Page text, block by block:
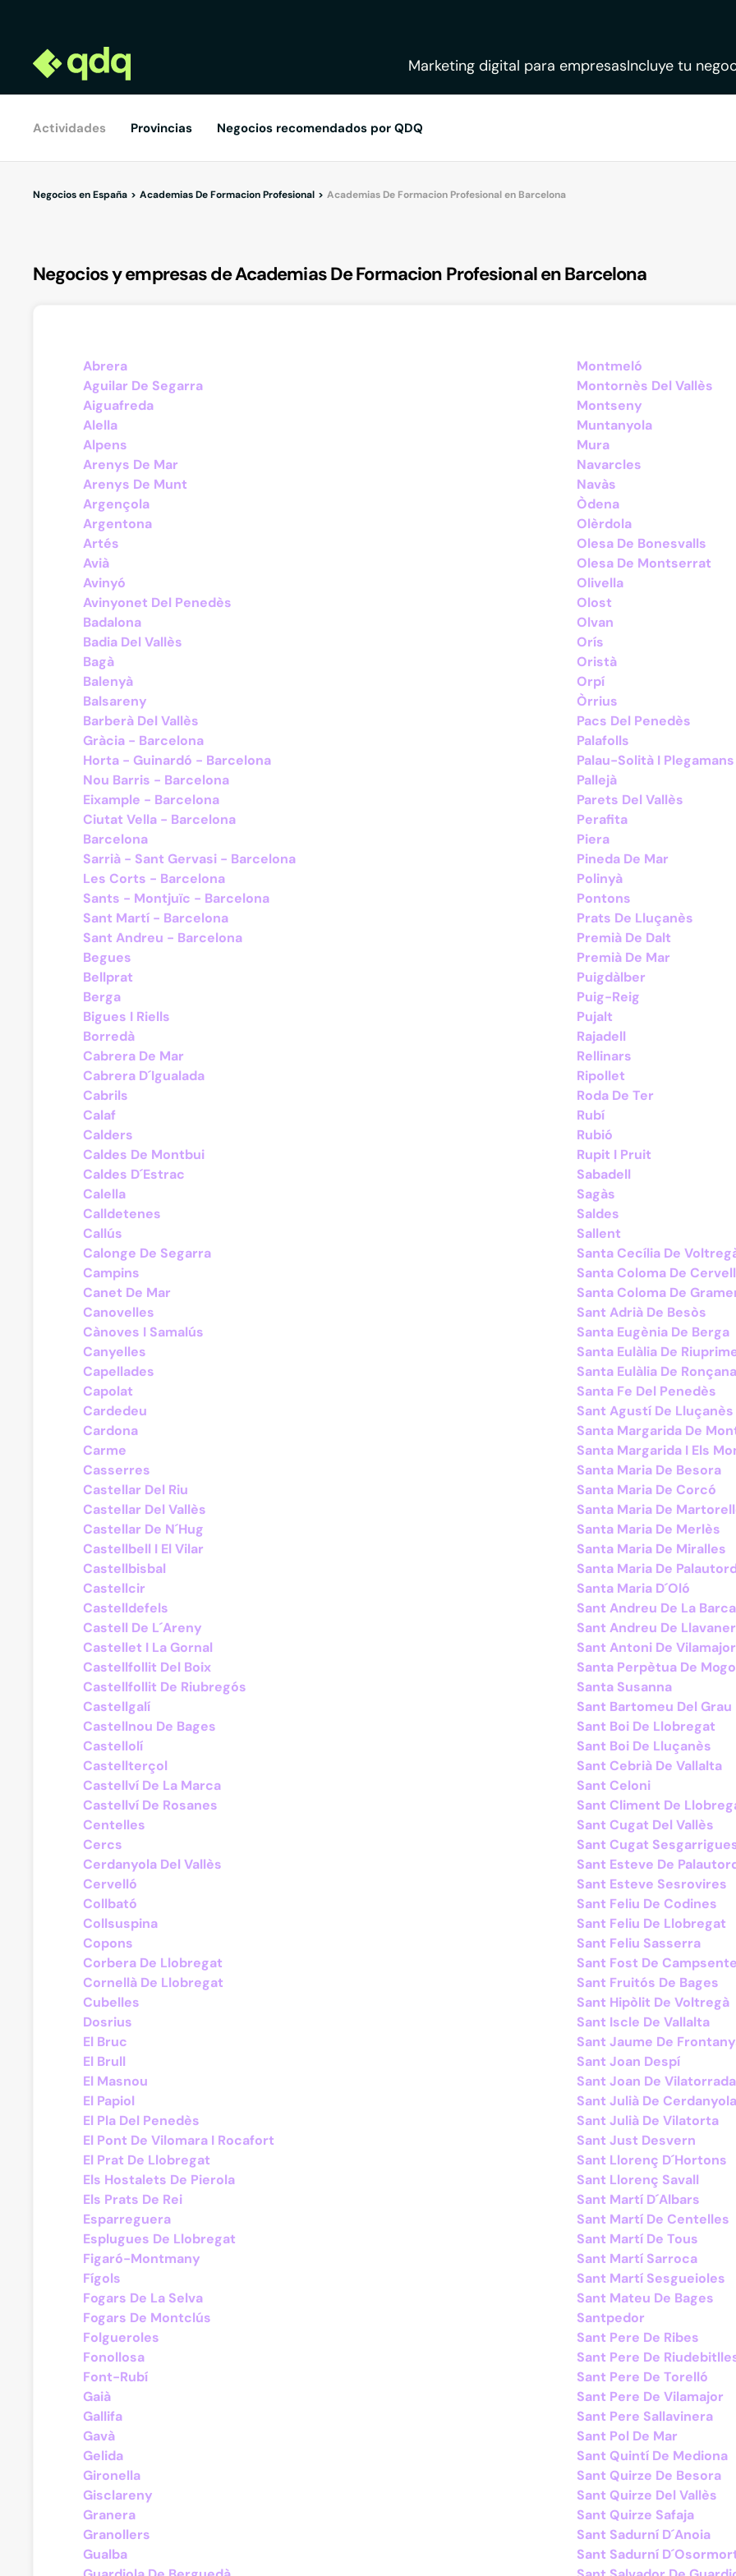
Marketing digital para empresasIncluye tu
Actividades Provincias Negocios recomendados por QDQ
Negocios en España Academias De Formacion Profesional Academias De Formacion Profesional en Barcelona
Negocios y empresas de Academias De Formacion Profesional en Barcelona
Abrera
Aguilar De Segarra
Aiguafreda
Alella
Alpens
Arenys De Mar
Arenys De Munt
Argençola
Argentona
Artés
Avià
Avinyó
Avinyonet Del Penedès
Badalona
Badia Del Vallès
Bagà
Balenyà
Balsareny
Barberà Del Vallès
Gràcia - Barcelona
Horta - Guinardó - Barcelona
Nou Barris - Barcelona
Eixample - Barcelona
Ciutat Vella - Barcelona
Barcelona
Sarrià - Sant Gervasi - Barcelona
Les Corts - Barcelona
Sants - Montjuïc - Barcelona
Sant Martí - Barcelona
Sant Andreu - Barcelona
Begues
Bellprat
Berga
Bigues I Riells
Borredà
Cabrera De Mar
Cabrera D´Igualada
Cabrils
Calaf
Calders
Caldes De Montbui
Caldes D´Estrac
Calella
Calldetenes
Callús
Calonge De Segarra
Campins
Canet De Mar
Canovelles
Cànoves I Samalús
Canyelles
Capellades
Capolat
Cardedeu
Cardona
Carme
Casserres
Castellar Del Riu
Castellar Del Vallès
Castellar De N´Hug
Castellbell I El Vilar
Castellbisbal
Castellcir
Castelldefels
Castell De L´Areny
Castellet I La Gornal
Castellfollit Del Boix
Castellfollit De Riubregós
Castellgalí
Castellnou De Bages
Castellolí
Castellterçol
Castellví De La Marca
Castellví De Rosanes
Centelles
Cercs
Cerdanyola Del Vallès
Cervelló
Collbató
Collsuspina
Copons
Corbera De Llobregat
Cornellà De Llobregat
Cubelles
Dosrius
El Bruc
El Brull
El Masnou
El Papiol
El Pla Del Penedès
El Pont De Vilomara I Rocafort
El Prat De Llobregat
Els Hostalets De Pierola
Els Prats De Rei
Esparreguera
Esplugues De Llobregat
Figaró-Montmany
Fígols
Fogars De La Selva
Fogars De Montclús
Folgueroles
Fonollosa
Font-Rubí
Gaià
Gallifa
Gavà
Gelida
Gironella
Gisclareny
Granera
Granollers
Gualba
Montmeló
Montornès Del Vallès
Montseny
Muntanyola
Mura
Navarcles
Navàs
Òdena
Olèrdola
Olesa De Bonesvalls
Olesa De Montserrat
Olivella
Olost
Olvan
Orís
Oristà
Orpí
Òrrius
Pacs Del Penedès
Palafolls
Palau-Solità I Plegamans
Pallejà
Parets Del Vallès
Perafita
Piera
Pineda De Mar
Polinyà
Pontons
Prats De Lluçanès
Premià De Dalt
Premià De Mar
Puigdàlber
Puig-Reig
Pujalt
Rajadell
Rellinars
Ripollet
Roda De Ter
Rubí
Rubió
Rupit I Pruit
Sabadell
Sagàs
Saldes
Sallent
Santa Cecília De
Santa Coloma De
Santa Coloma De
Sant Adrià De Besòs
Santa Eugènia De Berga
Santa Eulàlia De
Santa Eulàlia De Ronçana
Santa Fe Del Penedès
Sant Agustí De Lluçanès
Santa Margarida De
Santa Margarida I Els
Santa Maria De Besora
Santa Maria De Corcó
Santa Maria De
Santa Maria De Merlès
Santa Maria De Miralles
Santa Maria De
Santa Maria D´Oló
Sant Andreu De La Barca
Sant Andreu De
Sant Antoni De Vilamajor
Santa Perpètua De
Santa Susanna
Sant Bartomeu Del Grau
Sant Boi De Llobregat
Sant Boi De Lluçanès
Sant Cebrià De Vallalta
Sant Celoni
Sant Climent De
Sant Cugat Del Vallès
Sant Cugat
Sant Esteve De
Sant Esteve Sesrovires
Sant Feliu De Codines
Sant Feliu De Llobregat
Sant Feliu Sasserra
Sant Fost De
Sant Fruitós De Bages
Sant Hipòlit De Voltregà
Sant Iscle De Vallalta
Sant Jaume De
Sant Joan Despí
Sant Joan De Vilatorrada
Sant Julià De Cerdanyola
Sant Julià De Vilatorta
Sant Just Desvern
Sant Llorenç D´Hortons
Sant Llorenç Savall
Sant Martí D´Albars
Sant Martí De Centelles
Sant Martí De Tous
Sant Martí Sarroca
Sant Martí Sesgueioles
Sant Mateu De Bages
Santpedor
Sant Pere De Ribes
Sant Pere De
Sant Pere De Torelló
Sant Pere De Vilamajor
Sant Pere Sallavinera
Sant Pol De Mar
Sant Quintí De Mediona
Sant Quirze De Besora
Sant Quirze Del Vallès
Sant Quirze Safaja
Sant Sadurní D´Anoia
Sant Sadurní